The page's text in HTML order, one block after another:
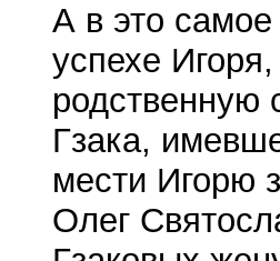
А в это
успехе
родственную
Гзака,
мести Игорю
Олег